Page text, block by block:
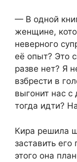
— В одной
женщине,
неверного
её опыт? Это
разве нет? Я
взбрести в
выгонит нас с
тогда идти?
Кира решила
заставить
этого она